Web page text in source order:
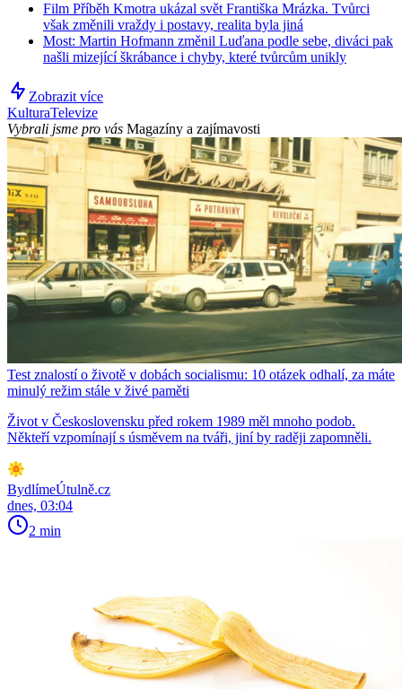
Film Příběh Kmotra ukázal svět Františka Mrázka. Tvůrci
však změnili vraždy i postavy, realita byla jiná
Most: Martin Hofmann změnil Luďana podle sebe, diváci pak
našli mizející škrábance i chyby, které tvůrcům unikly
Zobrazit více
KulturaTelevize
Vybrali jsme pro vás Magazíny a zajímavosti
Test znalostí o životě v dobách socialismu: 10 otázek odhalí, za máte
minulý režim stále v živé paměti
Život v Československu před rokem 1989 měl mnoho podob.
Někteří vzpomínají s úsměvem na tváři, jiní by raději zapomněli.
BydlímeÚtulně.cz
dnes, 03:04
2 min